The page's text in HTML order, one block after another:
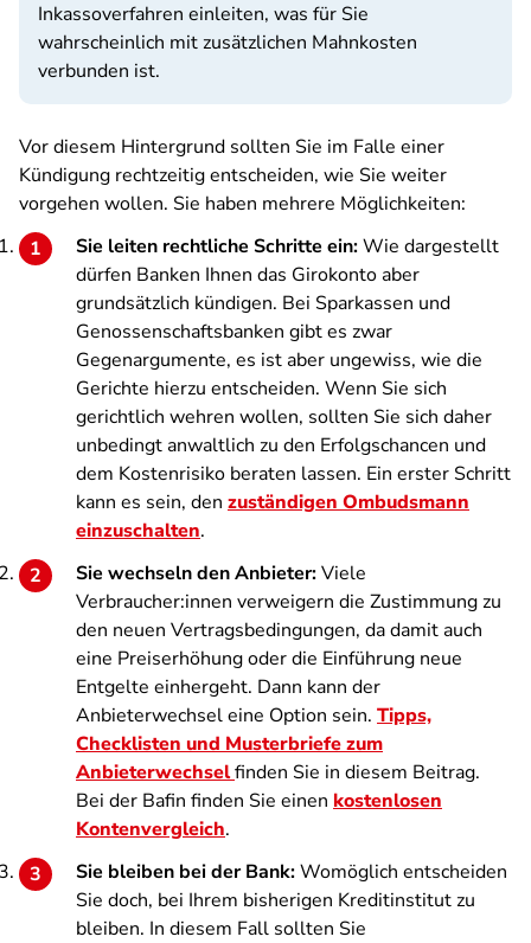
Inkassoverfahren einleiten, was für Sie
wahrscheinlich mit zusätzlichen Mahnkosten
verbunden ist.
Vor diesem Hintergrund sollten Sie im Falle einer
Kündigung rechtzeitig entscheiden, wie Sie weiter
vorgehen wollen. Sie haben mehrere Möglichkeiten:
Sie leiten rechtliche Schritte ein:Wie dargestellt
dürfen Banken Ihnen das Girokonto aber
grundsätzlich kündigen. Bei Sparkassen und
Genossenschaftsbanken gibt es zwar
Gegenargumente, es ist aber ungewiss, wie die
Gerichte hierzu entscheiden. Wenn Sie sich
gerichtlich wehren wollen, sollten Sie sich daher
unbedingt anwaltlich zu den Erfolgschancen und
dem Kostenrisiko beraten lassen. Ein erster Schritt
kann es sein, den zuständigen Ombudsmann
einzuschalten.
Sie wechseln den Anbieter:Viele
Verbraucher:innen verweigern die Zustimmung zu
den neuen Vertragsbedingungen, da damit auch
eine Preiserhöhung oder die Einführung neue
Entgelte einhergeht. Dann kann der
Anbieterwechsel eine Option sein. Tipps,
Checklisten und Musterbriefe zum
Anbieterwechselfinden Sie in diesem Beitrag.
Bei der Bafin finden Sie einen kostenlosen
Kontenvergleich.
Sie bleiben bei der Bank:Womöglich entscheiden
Sie doch, bei Ihrem bisherigen Kreditinstitut zu
bleiben. In diesem Fall sollten Sie